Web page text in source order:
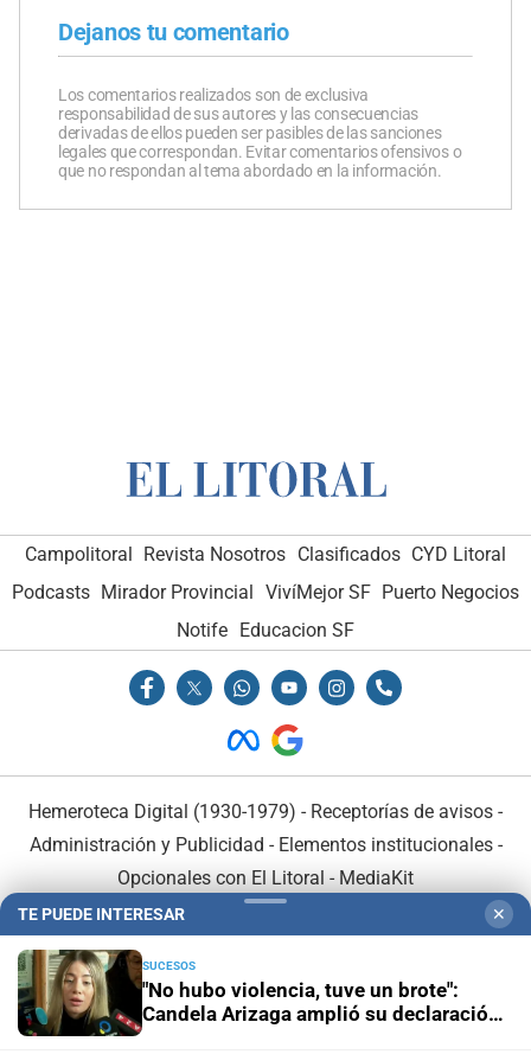
Dejanos tu comentario
Los comentarios realizados son de exclusiva
responsabilidad de sus autores y las consecuencias
derivadas de ellos pueden ser pasibles de las sanciones
legales que correspondan. Evitar comentarios ofensivos o
que no respondan al tema abordado en la información.
Campolitoral Revista Nosotros Clasificados CYD Litoral
Podcasts Mirador Provincial VivíMejor SF Puerto Negocios
Notife Educacion SF
Hemeroteca Digital (1930-1979) - Receptorías de avisos -
Administración y Publicidad - Elementos institucionales-
Opcionales con El Litoral - MediaKit
TE PUEDE INTERESAR ✕
SUCESOS
"No hubo violencia, tuve un brote":
Candela Arizaga amplió su declaración